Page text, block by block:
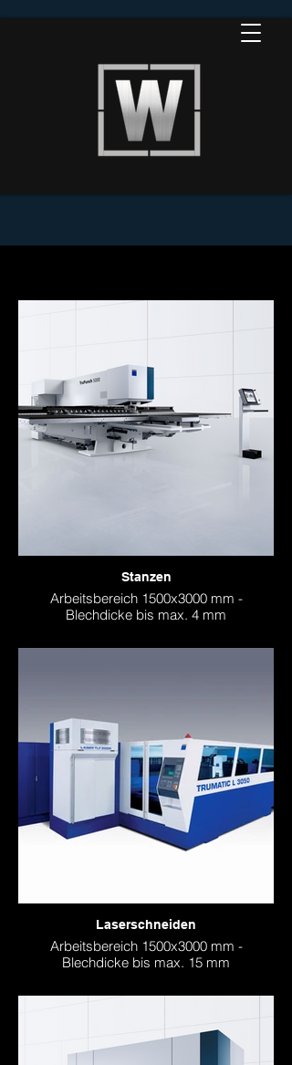
Stanzen
Arbeitsbereich 1500x3000 mm -
Blechdicke bis max. 4 mm
Laserschneiden
Arbeitsbereich 1500x3000 mm -
Blechdicke bis max. 15 mm